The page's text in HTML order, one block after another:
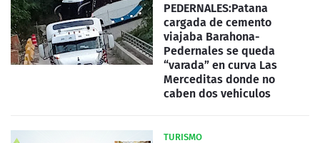
PEDERNALES:Patana
cargada de cemento
viajaba Barahona-
Pedernales se queda
“varada” en curva Las
Merceditas donde no
caben dos vehiculos
TURISMO